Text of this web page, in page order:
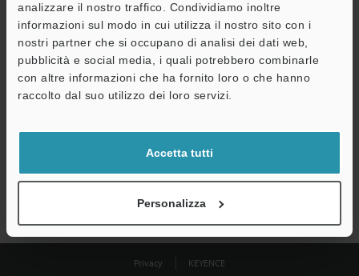
analizzare il nostro traffico. Condividiamo inoltre
informazioni sul modo in cui utilizza il nostro sito con i
nostri partner che si occupano di analisi dei dati web,
pubblicità e social media, i quali potrebbero combinarle
con altre informazioni che ha fornito loro o che hanno
raccolto dal suo utilizzo dei loro servizi.
Accetta tutti
Personalizza
Download
Dichiarazione sulla privacy
Privacy
KEYENCE